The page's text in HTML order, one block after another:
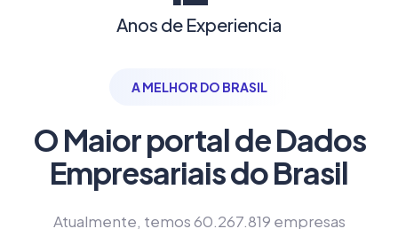
Anos de Experiencia
A MELHOR DO BRASIL
O Maior portal de Dados
Empresariais do Brasil
Atualmente, temos 60.267.819 empresas